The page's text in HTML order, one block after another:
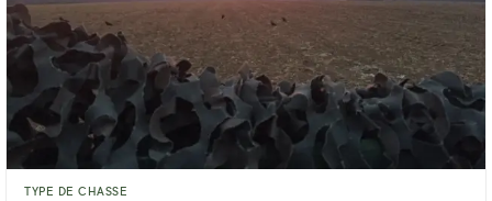
TYPE DE CHASSE